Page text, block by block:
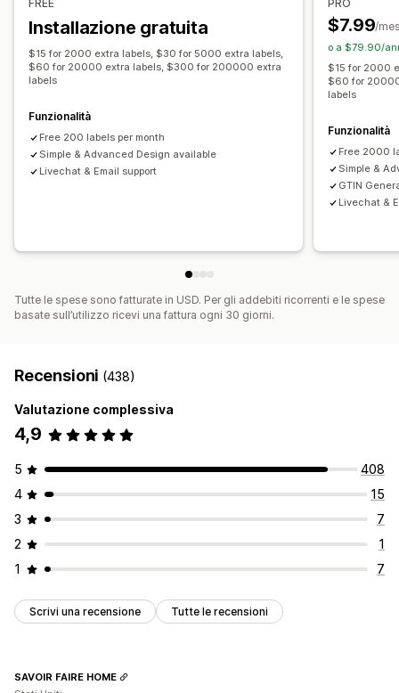
Stampa di etichette
Stampa in blocco
Modelli personalizzati
Elementi personalizzati
FREE
Installazione gratuita
$15 for 2000 extra labels, $30 for 5000 extra labels,
$60 for 20000 extra labels, $300 for 200000 extra
labels
Funzionalità
Free 200 labels per month
Simple & Advanced Design available
Livechat & Email support
PRO
$7.99/
o a $79.90/
$15 for 2000
$60 for
labels
Funzionalità
Free 2000
Simple &
GTIN
Livechat &
Tutte le spese sono fatturate in USD. Per gli addebiti ricorrenti e le spese
basate sull’utilizzo ricevi una fattura ogni 30 giorni.
Recensioni (438)
Valutazione complessiva
4,9
5
408
4
15
3
7
2
1
1
7
Scrivi una recensione Tutte le recensioni
SAVOIR FAIRE HOME